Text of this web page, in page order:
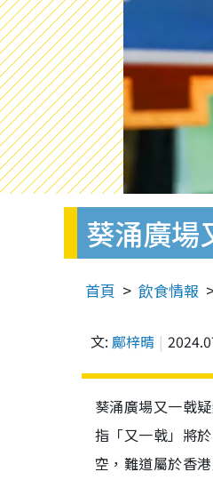
葵涌廣場
首頁 飲食情報
文: 鄺梓晴
葵涌廣場又一戟
指「又一戟」將
空，難道屬於香